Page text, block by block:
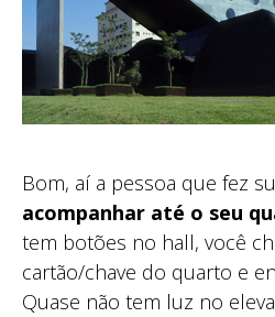
Bom, aí a pessoa que fez
acompanhar até o seu
tem botões no hall, você
cartão/chave do quarto e
Quase não tem luz no